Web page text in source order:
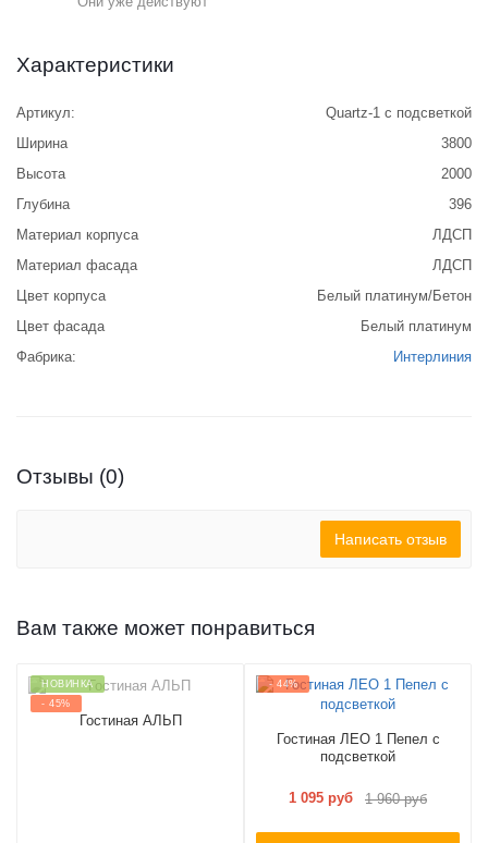
Характеристики
Артикул:
Quartz-1 с подсветкой
Ширина
3800
Высота
2000
Глубина
396
Материал корпуса
ЛДСП
Материал фасада
ЛДСП
Цвет корпуса
Белый платинум/Бетон
Цвет фасада
Белый платинум
Фабрика:
Интерлиния
Отзывы (0)
Написать отзыв
Вам также может понравиться
НОВИНКА
- 45%
Гостиная АЛЬП
- 44%
Гостиная ЛЕО 1 Пепел с
подсветкой
1 095 руб 1 960 руб